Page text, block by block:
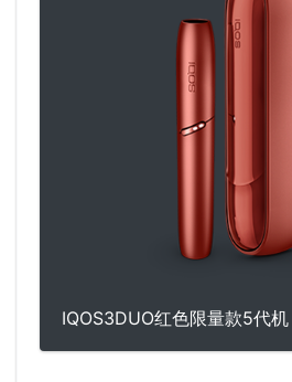
IQOS3DUO红色限量款5代机